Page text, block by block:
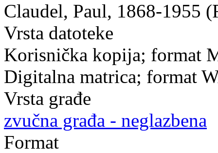
Claudel, Paul, 1868-1955
Vrsta datoteke
Korisnička kopija; format
Digitalna matrica; format
Vrsta građe
zvučna građa - neglazbena
Format